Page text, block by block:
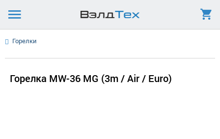
Горелки
Горелка MW-36 MG (3m / Air / Euro)